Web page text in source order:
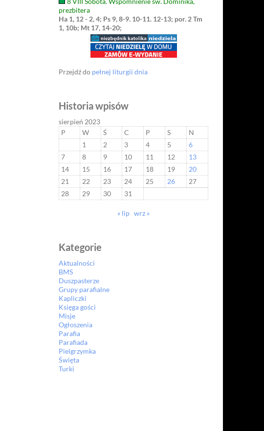
prezbitera
Ha 1, 12 - 2, 4; Ps 9, 8-9. 10-11. 12-13; por. 2 Tm
1, 10b; Mt 17, 14-20;
Przejdź do pełnej liturgii dnia
Historia wpisów
sierpień 2023
P
W Ś C P S
N
1
2 3 4 5
6
7
8 9 10 11 12
13
14
15 16 17 18 19
20
21
22 23 24 25 26
27
28
29 30 31
« lip wrz »
Kategorie
Aktualności
BMS
Duszpasterze
Grupy parafialne
Kapliczki
Księga gości
Misje
Ogłoszenia
Parafia
Parafiada
Pielgrzymka
Święta
Turki